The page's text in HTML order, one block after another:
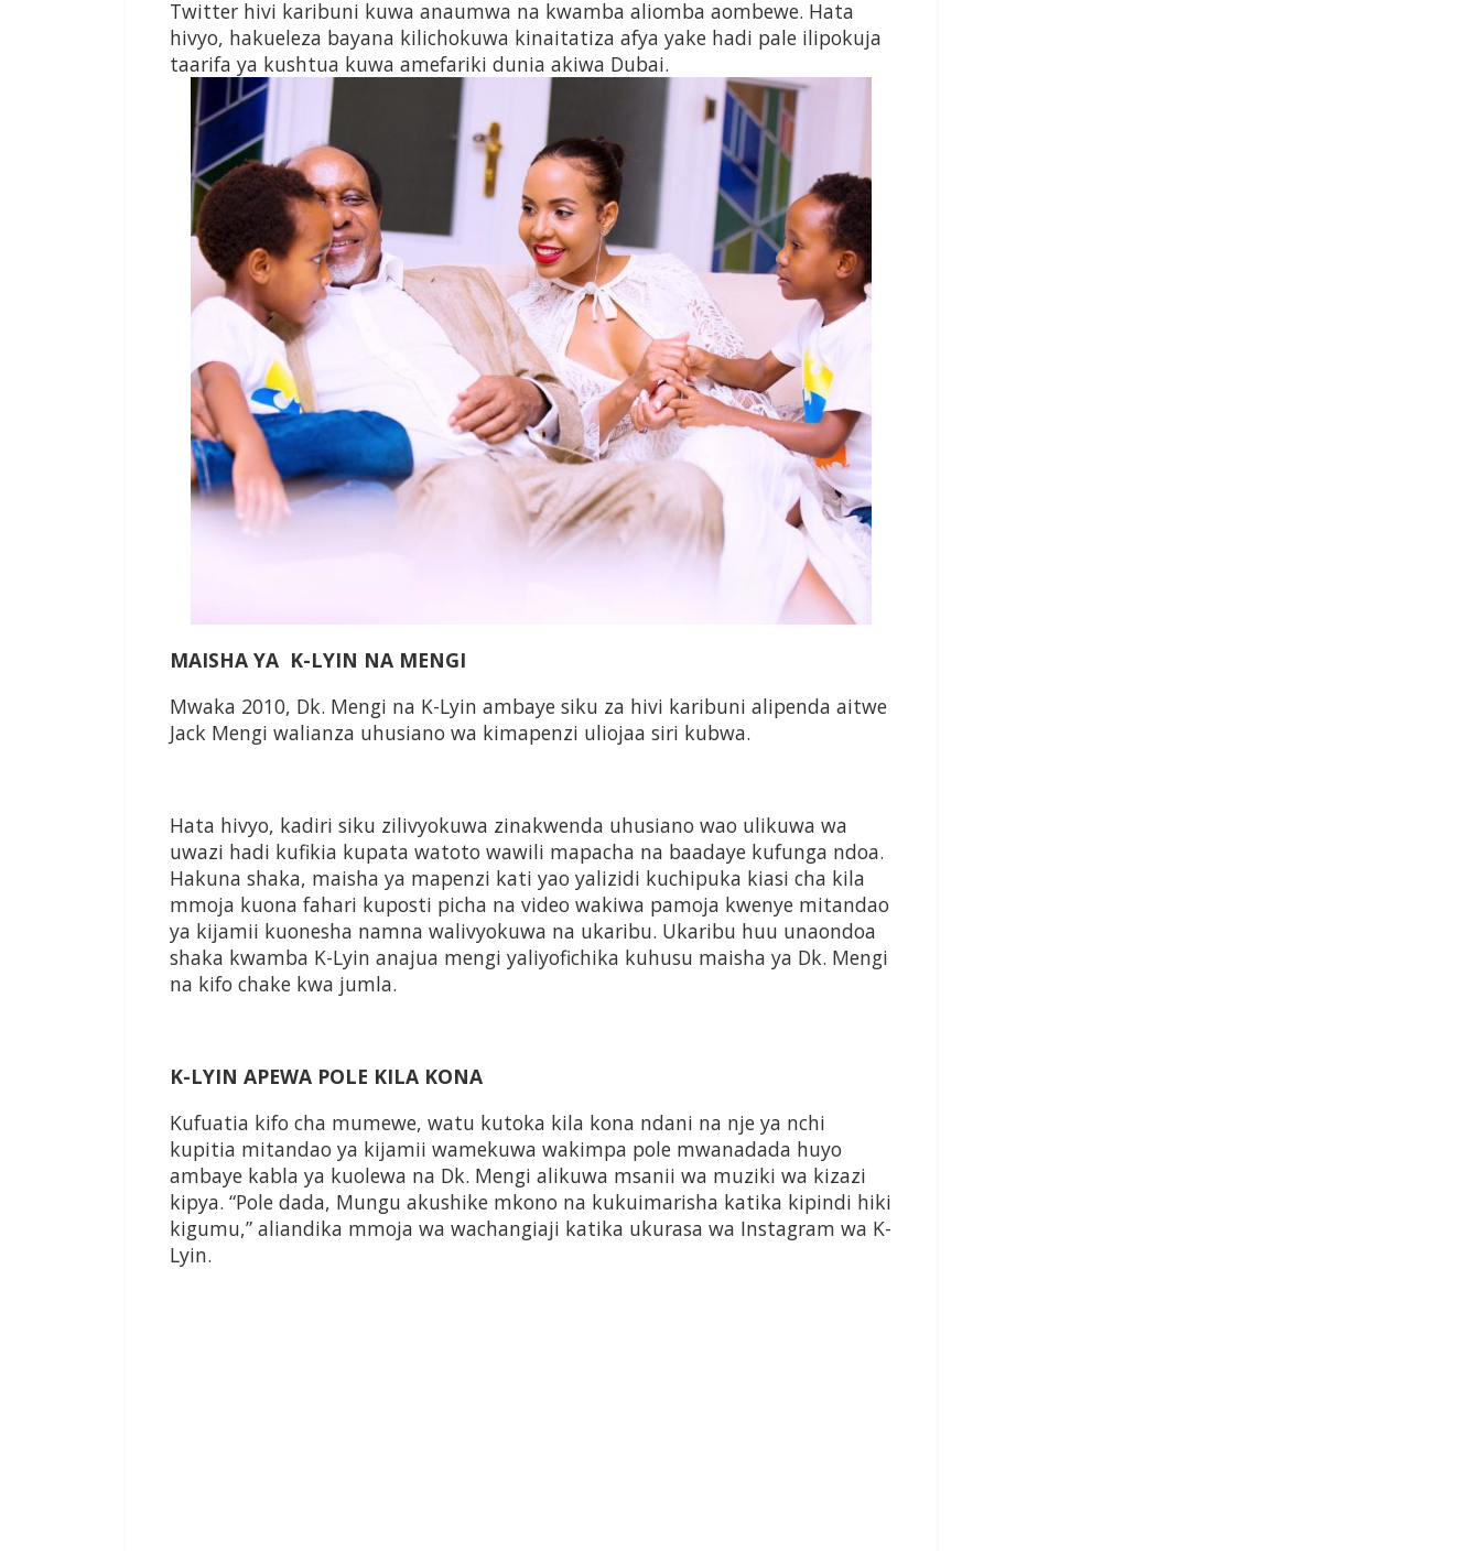
Twitter hivi karibuni kuwa anaumwa na kwamba aliomba aombewe. Hata
hivyo, hakueleza bayana kilichokuwa kinaitatiza afya yake hadi pale ilipokuja
taarifa ya kushtua kuwa amefariki dunia akiwa Dubai.
MAISHA YA K-LYIN NA MENGI
Mwaka 2010, Dk. Mengi na K-Lyin ambaye siku za hivi karibuni alipenda aitwe
Jack Mengi walianza uhusiano wa kimapenzi uliojaa siri kubwa.
Hata hivyo, kadiri siku zilivyokuwa zinakwenda uhusiano wao ulikuwa wa
uwazi hadi kufikia kupata watoto wawili mapacha na baadaye kufunga ndoa.
Hakuna shaka, maisha ya mapenzi kati yao yalizidi kuchipuka kiasi cha kila
mmoja kuona fahari kuposti picha na video wakiwa pamoja kwenye mitandao
ya kijamii kuonesha namna walivyokuwa na ukaribu. Ukaribu huu unaondoa
shaka kwamba K-Lyin anajua mengi yaliyofichika kuhusu maisha ya Dk. Mengi
na kifo chake kwa jumla.
K-LYIN APEWA POLE KILA KONA
Kufuatia kifo cha mumewe, watu kutoka kila kona ndani na nje ya nchi
kupitia mitandao ya kijamii wamekuwa wakimpa pole mwanadada huyo
ambaye kabla ya kuolewa na Dk. Mengi alikuwa msanii wa muziki wa kizazi
kipya. “Pole dada, Mungu akushike mkono na kukuimarisha katika kipindi hiki
kigumu,” aliandika mmoja wa wachangiaji katika ukurasa wa Instagram wa K-
Lyin.